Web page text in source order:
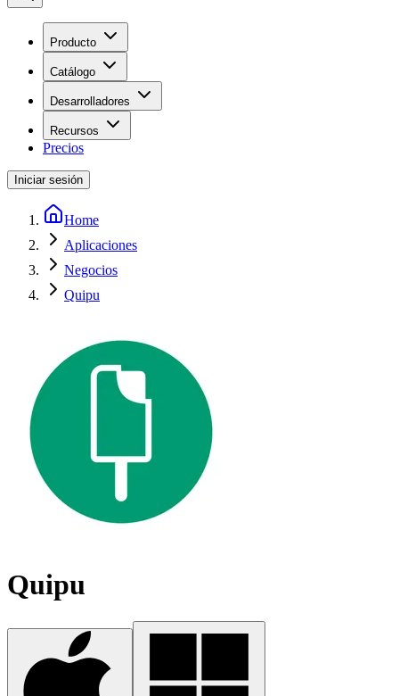
Producto
Catálogo
Desarrolladores
Recursos
Precios
Iniciar sesión
Home
Aplicaciones
Negocios
Quipu
Quipu